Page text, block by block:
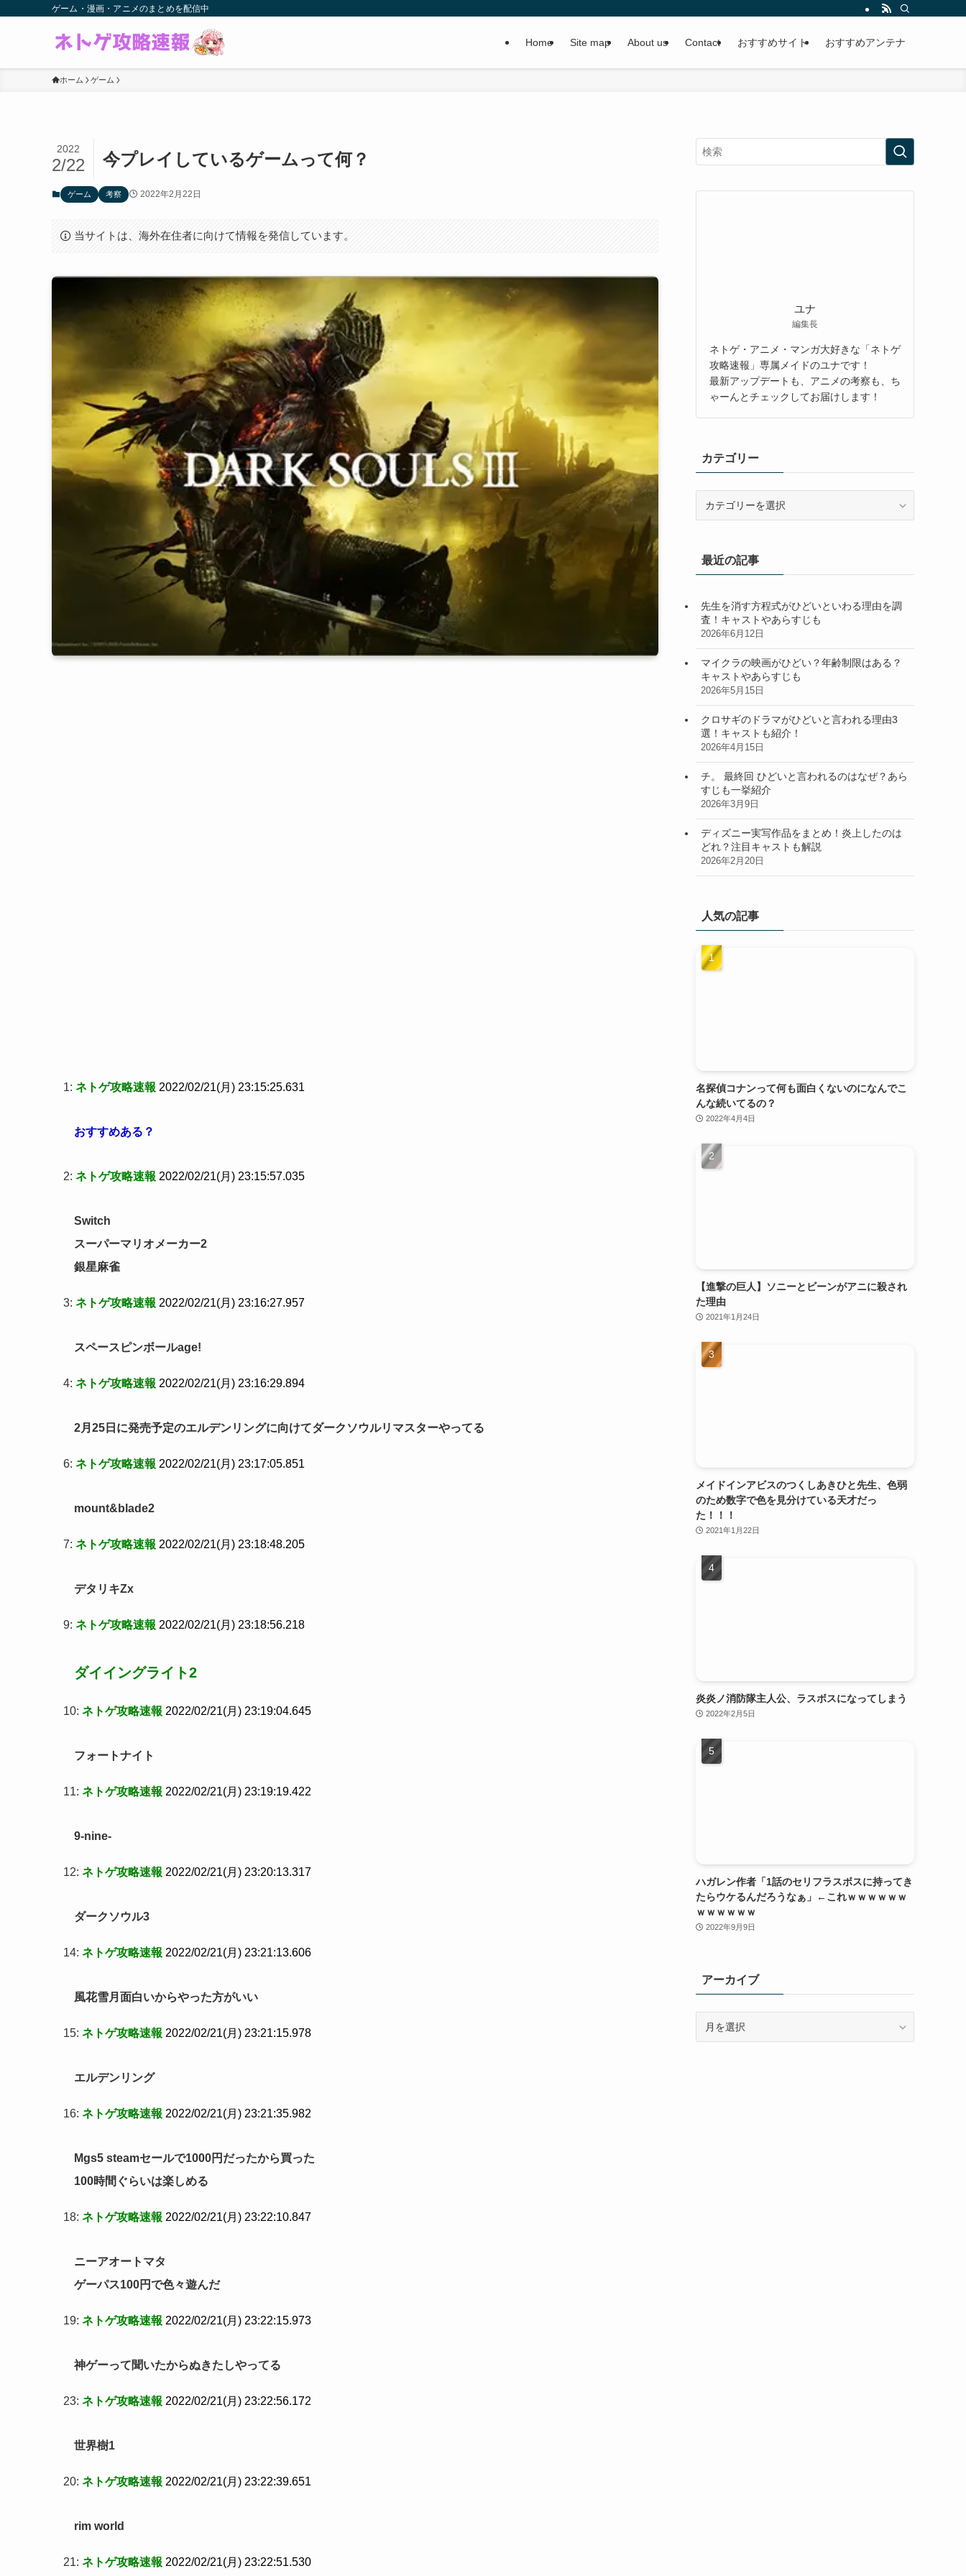
ゲーム・漫画・アニメのまとめを配信中
Home Site map About us Contact おすすめサイト おすすめアンテナ
ホーム ゲーム
今プレイしているゲームって何？
2022
2/22
ゲーム 考察 2022年2月22日
当サイトは、海外在住者に向けて情報を発信しています。
1: ネトゲ攻略速報 2022/02/21(月) 23:15:25.631
おすすめある？
2: ネトゲ攻略速報 2022/02/21(月) 23:15:57.035
Switch
スーパーマリオメーカー2
銀星麻雀
3: ネトゲ攻略速報 2022/02/21(月) 23:16:27.957
スペースピンボールage!
4: ネトゲ攻略速報 2022/02/21(月) 23:16:29.894
2月25日に発売予定のエルデンリングに向けてダークソウルリマスターやってる
6: ネトゲ攻略速報 2022/02/21(月) 23:17:05.851
mount&blade2
7: ネトゲ攻略速報 2022/02/21(月) 23:18:48.205
デタリキZx
9: ネトゲ攻略速報 2022/02/21(月) 23:18:56.218
ダイイングライト2
10: ネトゲ攻略速報 2022/02/21(月) 23:19:04.645
フォートナイト
11: ネトゲ攻略速報 2022/02/21(月) 23:19:19.422
9-nine-
12: ネトゲ攻略速報 2022/02/21(月) 23:20:13.317
ダークソウル3
14: ネトゲ攻略速報 2022/02/21(月) 23:21:13.606
風花雪月面白いからやった方がいい
15: ネトゲ攻略速報 2022/02/21(月) 23:21:15.978
エルデンリング
16: ネトゲ攻略速報 2022/02/21(月) 23:21:35.982
Mgs5 steamセールで1000円だったから買った
100時間ぐらいは楽しめる
18: ネトゲ攻略速報 2022/02/21(月) 23:22:10.847
ニーアオートマタ
ゲーパス100円で色々遊んだ
19: ネトゲ攻略速報 2022/02/21(月) 23:22:15.973
神ゲーって聞いたからぬきたしやってる
23: ネトゲ攻略速報 2022/02/21(月) 23:22:56.172
世界樹1
20: ネトゲ攻略速報 2022/02/21(月) 23:22:39.651
rim world
21: ネトゲ攻略速報 2022/02/21(月) 23:22:51.530
ユナ
編集長
ネトゲ・アニメ・マンガ大好きな「ネトゲ
攻略速報」専属メイドのユナです！
最新アップデートも、アニメの考察も、ち
ゃーんとチェックしてお届けします！
カテゴリー
ー最近の記事
先生を消す方程式がひどいといわる理由を調
査！キャストやあらすじも
2026年6月12日
マイクラの映画がひどい？年齢制限はある？
キャストやあらすじも
2026年5月15日
クロサギのドラマがひどいと言われる理由3
選！キャストも紹介！
2026年4月15日
チ。 最終回 ひどいと言われるのはなぜ？あら
すじも一挙紹介
2026年3月9日
ディズニー実写作品をまとめ！炎上したのは
どれ？注目キャストも解説
2026年2月20日
人気の記事
名探偵コナンって何も面白くないのになんでこ
んな続いてるの？
2022年4月4日
【進撃の巨人】ソニーとビーンがアニに殺され
た理由
2021年1月24日
メイドインアビスのつくしあきひと先生、色弱
のため数字で色を見分けている天才だっ
た！！！
2021年1月22日
炎炎ノ消防隊主人公、ラスボスになってしまう
2022年2月5日
ハガレン作者「1話のセリフラスボスに持ってき
たらウケるんだろうなぁ」←これｗｗｗｗｗｗ
ｗｗｗｗｗｗ
2022年9月9日
アーカイブ